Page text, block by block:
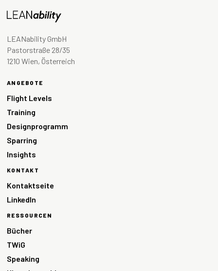
LEANability GmbH
Pastorstraße 28/35
1210 Wien, Österreich
ANGEBOTE
Flight Levels
Training
Designprogramm
Sparring
Insights
KONTAKT
Kontaktseite
LinkedIn
RESSOURCEN
Bücher
TWiG
Speaking